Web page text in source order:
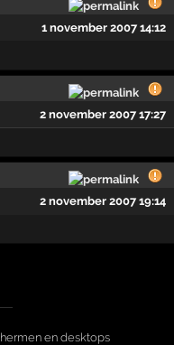
1 november 2007 14:12
2 november 2007 17:27
2 november 2007 19:14
en desktops